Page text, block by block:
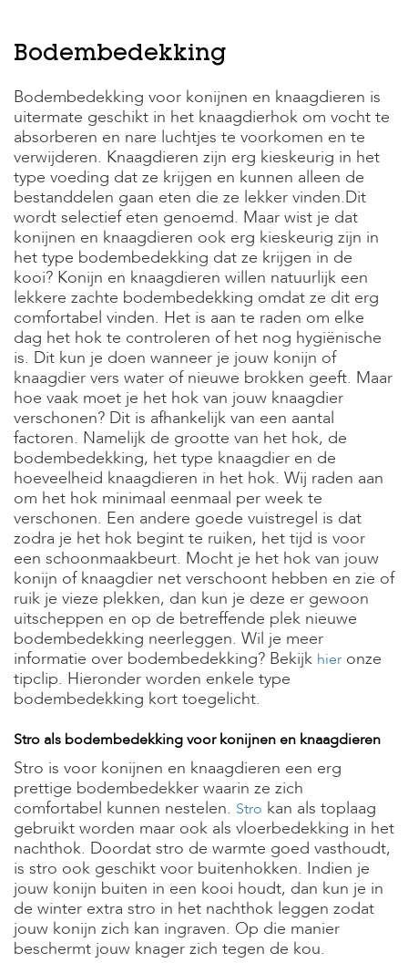
H
o
e
F
o
l
d
e
r
H
o
n
d
e
n
K
a
t
t
e
n
K
n
a
a
g
d
i
e
r
e
n
V
o
e
l
s
V
i
s
s
e
n
B
o
e
Bodembedekking
Bodembedekking voor konijnen en knaagdieren is
uitermate geschikt in het knaagdierhok om vocht te
absorberen en nare luchtjes te voorkomen en te
verwijderen. Knaagdieren zijn erg kieskeurig in het
type voeding dat ze krijgen en kunnen alleen de
bestanddelen gaan eten die ze lekker vinden.Dit
wordt selectief eten genoemd. Maar wist je dat
konijnen en knaagdieren ook erg kieskeurig zijn in
het type bodembedekking dat ze krijgen in de
kooi? Konijn en knaagdieren willen natuurlijk een
lekkere zachte bodembedekking omdat ze dit erg
comfortabel vinden. Het is aan te raden om elke
dag het hok te controleren of het nog hygiënische
is. Dit kun je doen wanneer je jouw konijn of
knaagdier vers water of nieuwe brokken geeft. Maar
hoe vaak moet je het hok van jouw knaagdier
verschonen? Dit is afhankelijk van een aantal
factoren. Namelijk de grootte van het hok, de
bodembedekking, het type knaagdier en de
hoeveelheid knaagdieren in het hok. Wij raden aan
om het hok minimaal eenmaal per week te
verschonen. Een andere goede vuistregel is dat
zodra je het hok begint te ruiken, het tijd is voor
een schoonmaakbeurt. Mocht je het hok van jouw
konijn of knaagdier net verschoont hebben en zie of
ruik je vieze plekken, dan kun je deze er gewoon
uitscheppen en op de betreffende plek nieuwe
bodembedekking neerleggen. Wil je meer
informatie over bodembedekking? Bekijk hier onze
tipclip. Hieronder worden enkele type
bodembedekking kort toegelicht.
Stro als bodembedekking voor konijnen en knaagdieren
Stro is voor konijnen en knaagdieren een erg
prettige bodembedekker waarin ze zich
comfortabel kunnen nestelen. Stro kan als toplaag
gebruikt worden maar ook als vloerbedekking in het
nachthok. Doordat stro de warmte goed vasthoudt,
is stro ook geschikt voor buitenhokken. Indien je
jouw konijn buiten in een kooi houdt, dan kun je in
de winter extra stro in het nachthok leggen zodat
jouw konijn zich kan ingraven. Op die manier
beschermt jouw knager zich tegen de kou.